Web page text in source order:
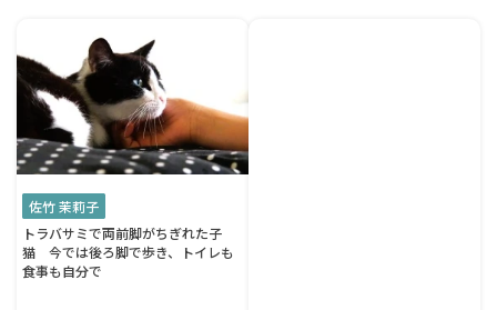
佐竹 茉莉子
トラバサミで両前脚がちぎれた子
猫 今では後ろ脚で歩き、トイレも
食事も自分で